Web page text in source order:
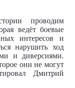
проводим
ведёт боевые
интересов и
нарушить ход
и диверсиями.
они не могут
Дмитрий